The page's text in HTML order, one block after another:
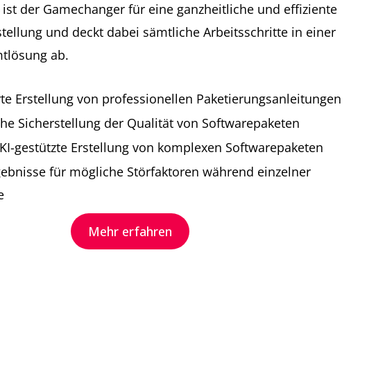
ist der Gamechanger für eine ganzheitliche und effiziente
und deckt dabei sämtliche Arbeitsschritte in einer
ab.
Erstellung von professionellen Paketierungsanleitungen
Sicherstellung der Qualität von Softwarepaketen
gestützte Erstellung von komplexen Softwarepaketen
für mögliche Störfaktoren während einzelner
Mehr erfahren